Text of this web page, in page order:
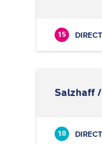
15
Salzhaff /
10